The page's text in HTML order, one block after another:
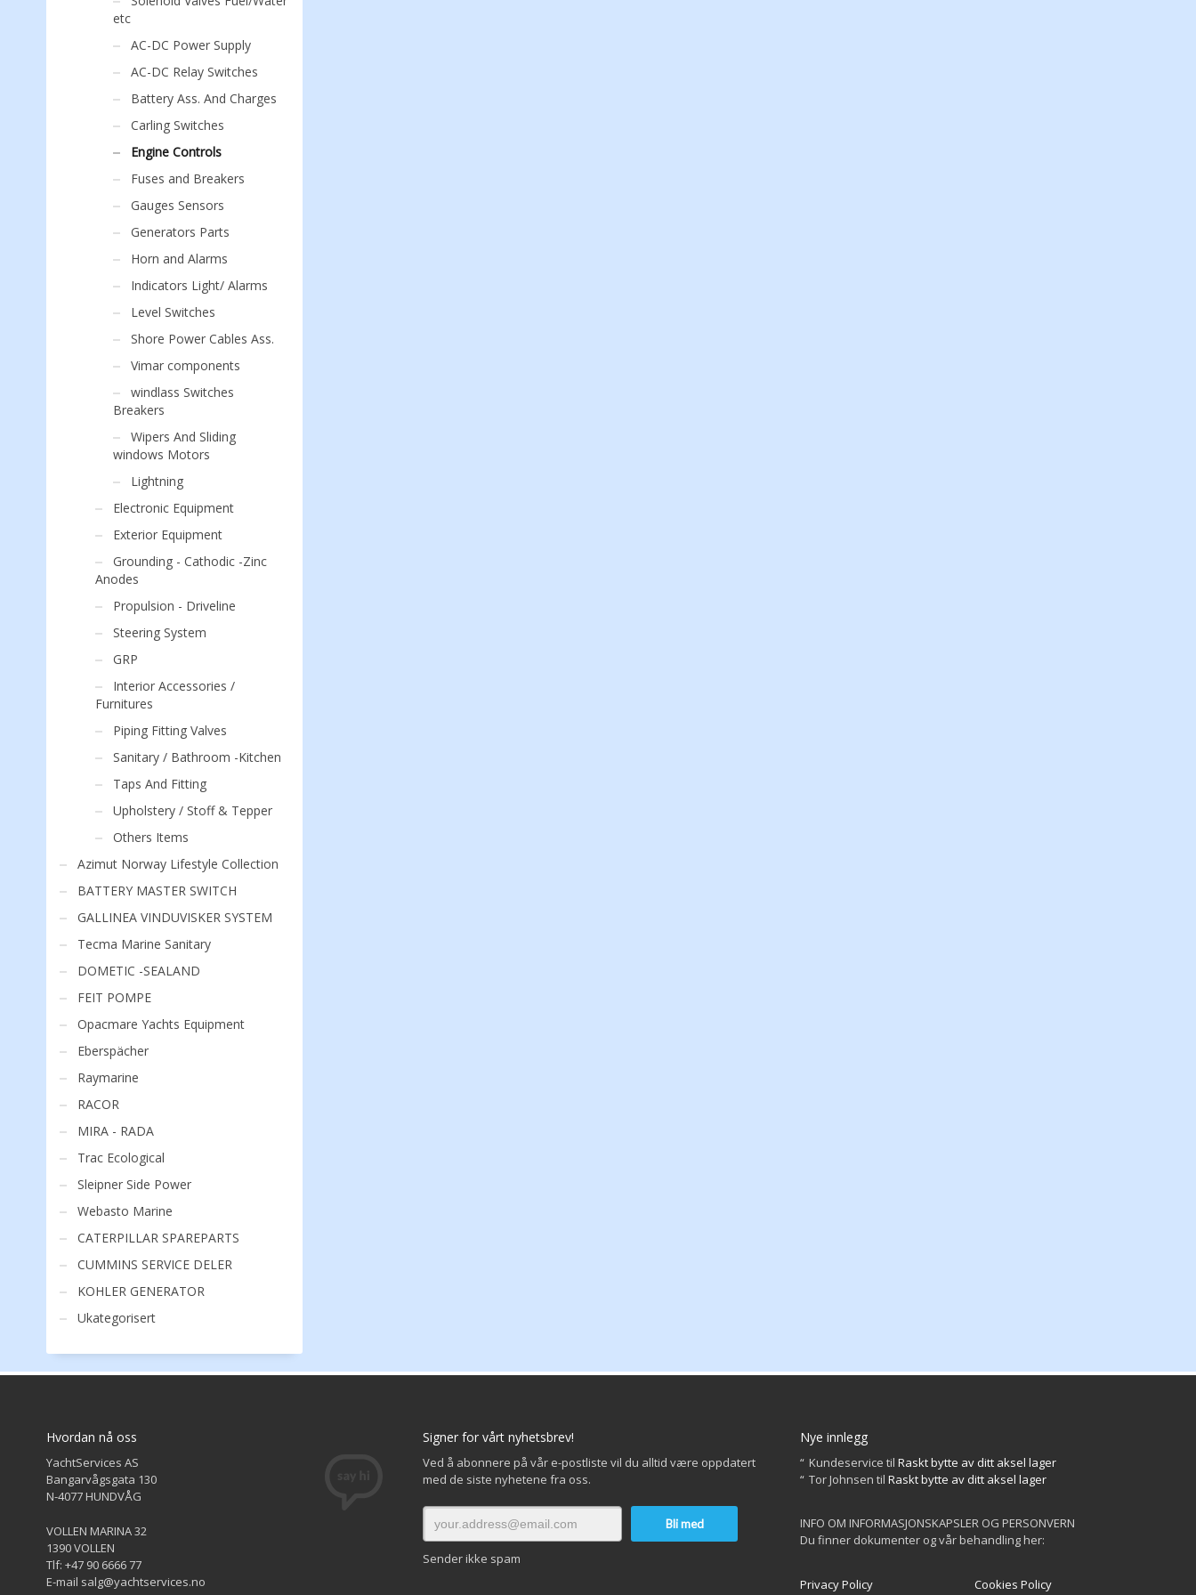
etc
AC-DC Power Supply
AC-DC Relay Switches
Battery Ass. And Charges
Carling Switches
Engine Controls
Fuses and Breakers
Gauges Sensors
Generators Parts
Horn and Alarms
Indicators Light/ Alarms
Level Switches
Shore Power Cables Ass.
Vimar components
windlass Switches
Breakers
Wipers And Sliding
windows Motors
Lightning
Electronic Equipment
Exterior Equipment
Grounding - Cathodic -Zinc
Anodes
Propulsion - Driveline
Steering System
GRP
Interior Accessories /
Furnitures
Piping Fitting Valves
Sanitary / Bathroom -Kitchen
Taps And Fitting
Upholstery / Stoff & Tepper
Others Items
Azimut Norway Lifestyle Collection
BATTERY MASTER SWITCH
GALLINEA VINDUVISKER SYSTEM
Tecma Marine Sanitary
DOMETIC -SEALAND
FEIT POMPE
Opacmare Yachts Equipment
Eberspächer
Raymarine
RACOR
MIRA - RADA
Trac Ecological
Sleipner Side Power
Webasto Marine
CATERPILLAR SPAREPARTS
CUMMINS SERVICE DELER
KOHLER GENERATOR
Ukategorisert
Hvordan nå oss
YachtServices AS
Bangarvågsgata 130
N-4077 HUNDVÅG
VOLLEN MARINA 32
1390 VOLLEN
Tlf: +47 90 6666 77
E-mail salg@yachtservices.no
Signer for vårt nyhetsbrev!
Ved å abonnere på vår e-postliste vil du alltid være oppdatert
med de siste nyhetene fra oss.
Sender ikke spam
Nye innlegg
Kundeservice til Raskt bytte av ditt aksel lager
Tor Johnsen til Raskt bytte av ditt aksel lager
INFO OM INFORMASJONSKAPSLER OG PERSONVERN
Du finner dokumenter og vår behandling her:
Privacy Policy Cookies Policy